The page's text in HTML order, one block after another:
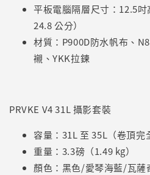
平板電腦隔層尺寸：12.5
24.8 公分）
材質：P900D防水帆布、
襯、YKK拉鍊
PRVKE V4 31L 攝影套裝
容量：31L 至 35L（卷頂完
重量：3.3磅（1.49 kg）
顏色：黑色/愛琴海藍/瓦